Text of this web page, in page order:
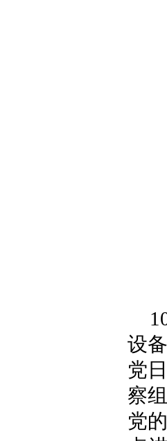
设
党
察
党